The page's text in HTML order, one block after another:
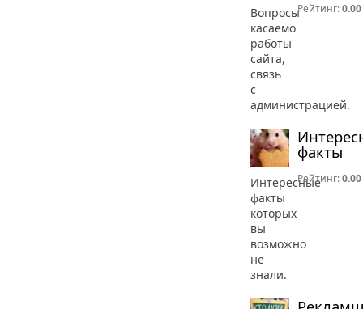
Вопросы
касаемо
работы
сайта,
связь
с
администрацией.
Рейтинг:0.00
факты
Интересные
факты
которых
вы
возможно
не
знали.
Рейтинг:0.00